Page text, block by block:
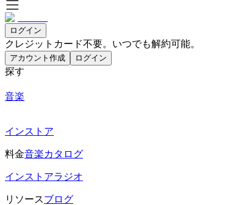
ログイン
クレジットカード不要。いつでも解約可能。
アカウント作成 ログイン
探す
音楽
インストア
料金音楽カタログ
インストアラジオ
リソースブログ